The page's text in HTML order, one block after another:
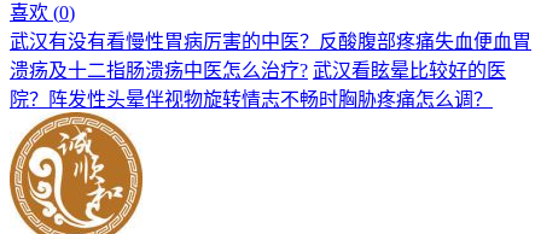
喜欢 (0)
武汉有没有看慢性胃病厉害的中医？反酸腹部疼痛失血便血胃
溃疡及十二指肠溃疡中医怎么治疗? 武汉看眩晕比较好的医
院？阵发性头晕伴视物旋转情志不畅时胸胁疼痛怎么调？